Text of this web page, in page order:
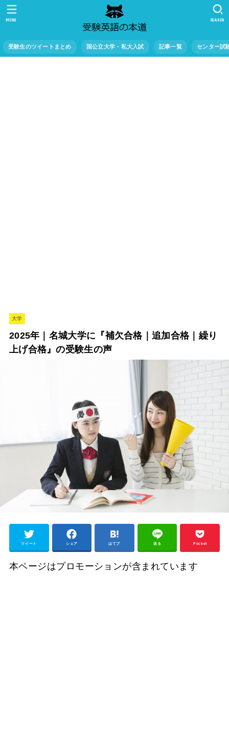
受験生のツイートまとめ 国公立大学・私大入試 記事一覧 センター試
SEARCH
MENU
大学
2025年｜名城大学に『補欠合格｜追加合格｜繰り
上げ合格』の受験生の声
ツイート シェア はてブ 送る Pocket
本ページはプロモーションが含まれています